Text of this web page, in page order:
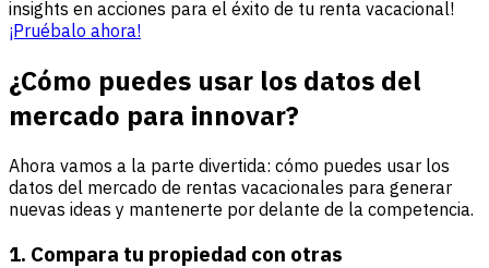
insights en acciones para el éxito de tu renta vacacional!
¡Pruébalo ahora!
¿Cómo puedes usar los datos del
mercado para innovar?
Ahora vamos a la parte divertida: cómo puedes usar los
datos del mercado de rentas vacacionales para generar
nuevas ideas y mantenerte por delante de la competencia.
1. Compara tu propiedad con otras